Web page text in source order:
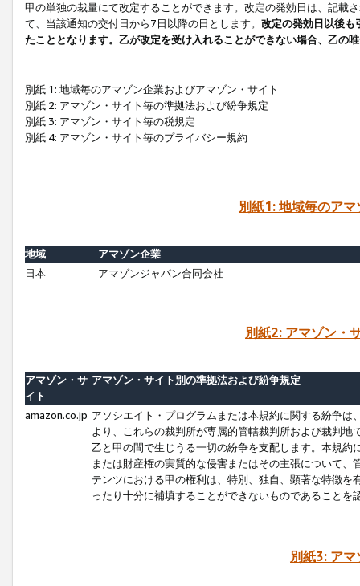
甲の単独の裁量にて改定することができます。改定の発効日は、記載
て、当該通知の交付日から7日以降の日とします。 改定の発効日以後も
たこととなります。乙が改定を受け入れることができない場合、乙の
別紙 1: 地域毎のアマゾン企業およびアマゾン・サイト
別紙 2: アマゾン・サイト毎の準拠法および紛争規定
別紙 3: アマゾン・サイト毎の税規定
別紙 4: アマゾン・サイト毎のプライバシー規約
別紙1: 地域毎のア
地域
アマゾン企業
日本
アマゾンジャパン合同会社
別紙2: アマゾン・
アマゾン・サ
イト
アマゾン・サイト別の準拠法および紛争規定
amazon.co.jp アソシエイト・プログラムまたは本規約に関する紛争
より、これらの裁判所が専属的管轄裁判所および裁判
乙と甲の間で生じうる一切の紛争を支配します。本規
または財産権の実質的な侵害またはその主張について
テンツにおける甲の権利は、特別、独自、顕著な特徴
ったり十分に補填することができないものであることを
別紙3: ア